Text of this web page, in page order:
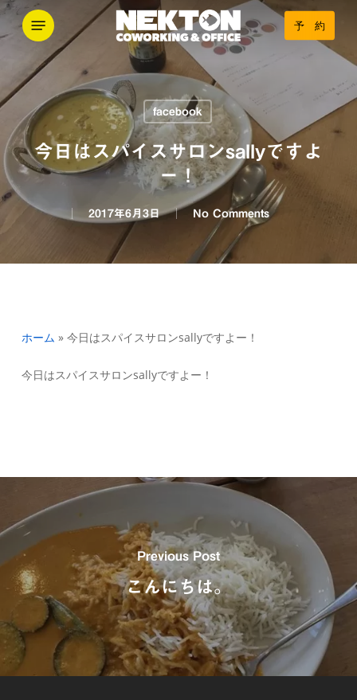
Skip
content
予 約
Menu
facebook
今日はスパイスサロンsallyですよ
ー！
2017年6月3日 No Comments
ホーム » 今日はスパイスサロンsallyですよー！
今日はスパイスサロンsallyですよー！
Previous Post
こんにちは。